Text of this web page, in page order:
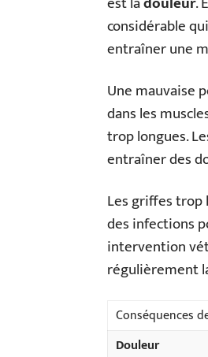
considérable
entraîner une
Une mauvaise
dans les
trop longues.
entraîner des
Les griffes trop
des infections
intervention
régulièrement
Conséquences
Douleur